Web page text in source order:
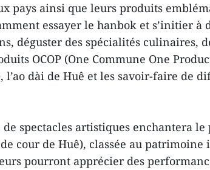
pays ainsi que leurs produits
essayer le hanbok et s’initier à
déguster des spécialités culinaires,
OCOP (One Commune One
l’ao dài de Huê et les savoir-faire de
spectacles artistiques enchantera le
cour de Huê), classée au
pourront apprécier des